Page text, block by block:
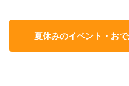
夏休みのイベント・お